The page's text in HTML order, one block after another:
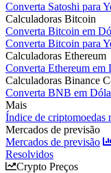
Converta Satoshi para
Calculadoras Bitcoin
Converta Bitcoin em
Converta Bitcoin para
Calculadoras Ethereum
Converta Ethereum em
Calculadoras Binance
Converta BNB em
Mais
Índice de criptomoedas
Mercados de previsão
Mercados de previsão
Resolvidos
Crypto Preços